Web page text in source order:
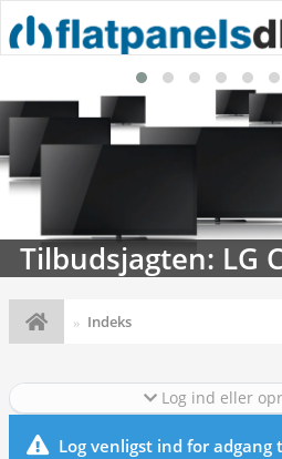
Tilbudsjagten: LG
Indeks
Log ind eller
Log venligst ind for adgang